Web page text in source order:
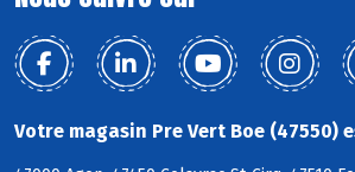
Votre magasin Pre Vert Boe (47550)